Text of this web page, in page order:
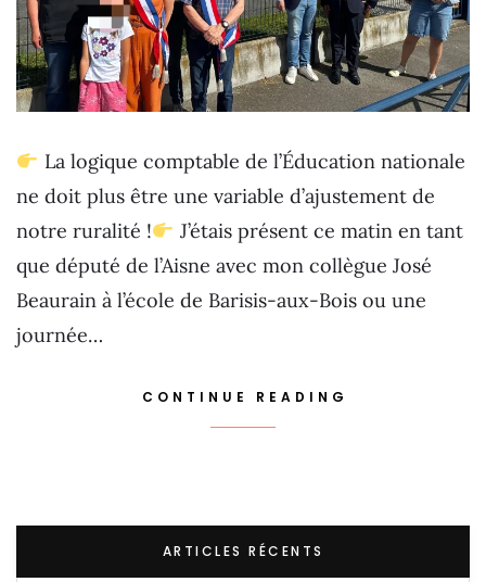
La logique comptable de l’Éducation nationale
ne doit plus être une variable d’ajustement de
notre ruralité !
J’étais présent ce matin en tant
que député de l’Aisne avec mon collègue José
Beaurain à l’école de Barisis-aux-Bois ou une
journée…
CONTINUE READING
ARTICLES RÉCENTS